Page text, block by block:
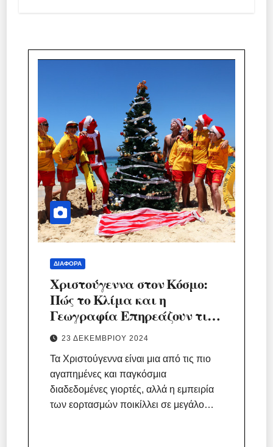
ΔΙΆΦΟΡΑ
Χριστούγεννα στον Κόσμο:
Πώς το Κλίμα και η
Γεωγραφία Επηρεάζουν τις
Γιορτές
23 ΔΕΚΕΜΒΡΊΟΥ 2024
Τα Χριστούγεννα είναι μια από τις πιο
αγαπημένες και παγκόσμια
διαδεδομένες γιορτές, αλλά η εμπειρία
των εορτασμών ποικίλλει σε μεγάλο…